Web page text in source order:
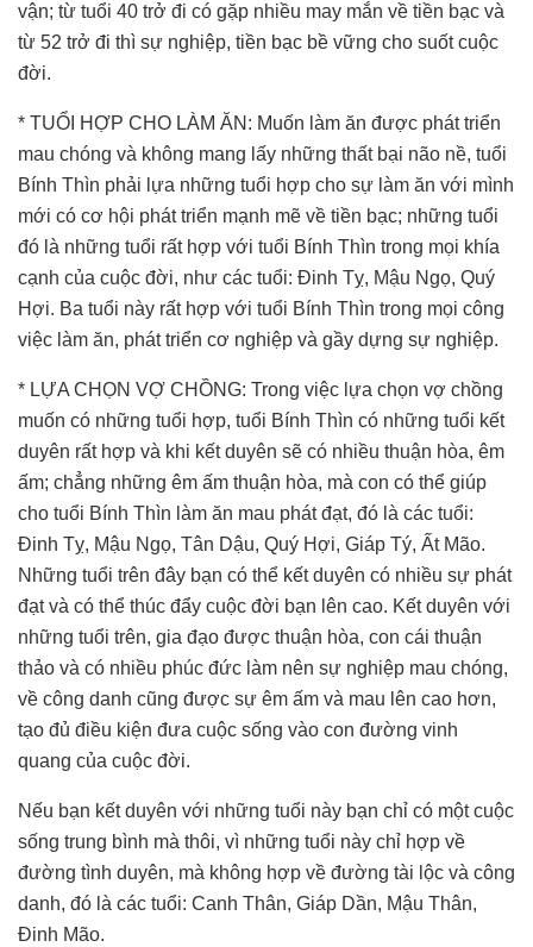
vận; từ tuổi 40 trở đi có gặp nhiều may mắn về tiền bạc và
từ 52 trở đi thì sự nghiệp, tiền bạc bề vững cho suốt cuộc
đời.
* TUỔI HỢP CHO LÀM ĂN: Muốn làm ăn được phát triển
mau chóng và không mang lấy những thất bại não nề, tuổi
Bính Thìn phải lựa những tuổi hợp cho sự làm ăn với mình
mới có cơ hội phát triển mạnh mẽ về tiền bạc; những tuổi
đó là những tuổi rất hợp với tuổi Bính Thìn trong mọi khía
cạnh của cuộc đời, như các tuổi: Đinh Tỵ, Mậu Ngọ, Quý
Hợi. Ba tuổi này rất hợp với tuổi Bính Thìn trong mọi công
việc làm ăn, phát triển cơ nghiệp và gầy dựng sự nghiệp.
* LỰA CHỌN VỢ CHỒNG: Trong việc lựa chọn vợ chồng
muốn có những tuổi hợp, tuổi Bính Thìn có những tuổi kết
duyên rất hợp và khi kết duyên sẽ có nhiều thuận hòa, êm
ấm; chẳng những êm ấm thuận hòa, mà con có thể giúp
cho tuổi Bính Thìn làm ăn mau phát đạt, đó là các tuổi:
Đinh Tỵ, Mậu Ngọ, Tân Dậu, Quý Hợi, Giáp Tý, Ất Mão.
Những tuổi trên đây bạn có thể kết duyên có nhiều sự phát
đạt và có thể thúc đẩy cuộc đời bạn lên cao. Kết duyên với
những tuổi trên, gia đạo được thuận hòa, con cái thuận
thảo và có nhiều phúc đức làm nên sự nghiệp mau chóng,
về công danh cũng được sự êm ấm và mau lên cao hơn,
tạo đủ điều kiện đưa cuộc sống vào con đường vinh
quang của cuộc đời.
Nếu bạn kết duyên với những tuổi này bạn chỉ có một cuộc
sống trung bình mà thôi, vì những tuổi này chỉ hợp về
đường tình duyên, mà không hợp về đường tài lộc và công
danh, đó là các tuổi: Canh Thân, Giáp Dần, Mậu Thân,
Đinh Mão.